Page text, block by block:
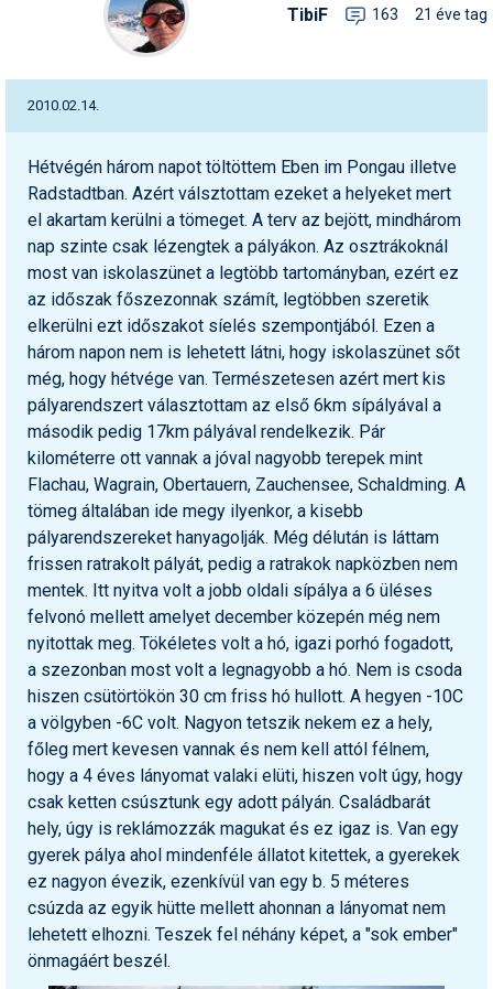
TibiF 163 21 éve tag
2010.02.14.
Hétvégén három napot töltöttem Eben im Pongau illetve
Radstadtban. Azért válsztottam ezeket a helyeket mert
el akartam kerülni a tömeget. A terv az bejött, mindhárom
nap szinte csak lézengtek a pályákon. Az osztrákoknál
most van iskolaszünet a legtöbb tartományban, ezért ez
az időszak főszezonnak számít, legtöbben szeretik
elkerülni ezt időszakot síelés szempontjából. Ezen a
három napon nem is lehetett látni, hogy iskolaszünet sőt
még, hogy hétvége van. Természetesen azért mert kis
pályarendszert választottam az első 6km sípályával a
második pedig 17km pályával rendelkezik. Pár
kilométerre ott vannak a jóval nagyobb terepek mint
Flachau, Wagrain, Obertauern, Zauchensee, Schaldming. A
tömeg általában ide megy ilyenkor, a kisebb
pályarendszereket hanyagolják. Még délután is láttam
frissen ratrakolt pályát, pedig a ratrakok napközben nem
mentek. Itt nyitva volt a jobb oldali sípálya a 6 üléses
felvonó mellett amelyet december közepén még nem
nyitottak meg. Tökéletes volt a hó, igazi porhó fogadott,
a szezonban most volt a legnagyobb a hó. Nem is csoda
hiszen csütörtökön 30 cm friss hó hullott. A hegyen -10C
a völgyben -6C volt. Nagyon tetszik nekem ez a hely,
főleg mert kevesen vannak és nem kell attól félnem,
hogy a 4 éves lányomat valaki elüti, hiszen volt úgy, hogy
csak ketten csúsztunk egy adott pályán. Családbarát
hely, úgy is reklámozzák magukat és ez igaz is. Van egy
gyerek pálya ahol mindenféle állatot kitettek, a gyerekek
ez nagyon évezik, ezenkívül van egy b. 5 méteres
csúzda az egyik hütte mellett ahonnan a lányomat nem
lehetett elhozni. Teszek fel néhány képet, a "sok ember"
önmagáért beszél.